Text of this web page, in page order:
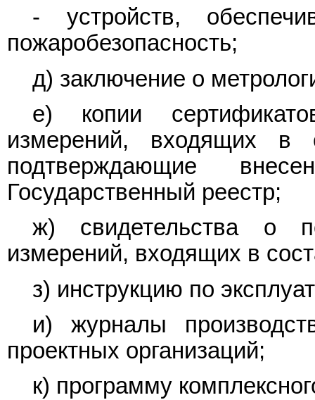
- устройств,
пожаробезопасность;
д) заключение о
е) копии
измерений, входящих
подтверждающие
Государственный реестр;
ж) свидетельства о
измерений, входящих в
з) инструкцию по
и) журналы
проектных организаций;
к) программу